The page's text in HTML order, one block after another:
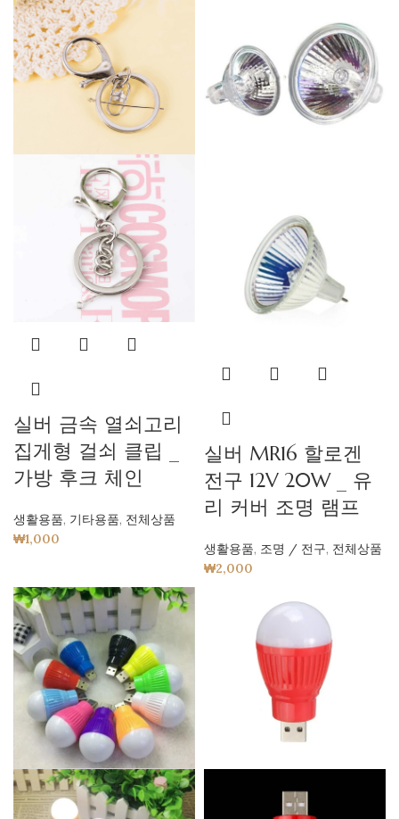
실버 금속 열쇠고리
집게형 걸쇠 클립 _
가방 후크 체인
생활용품, 기타용품, 전체상품
₩1,000
실버 MR16 할로겐
전구 12V 20W _ 유
리 커버 조명 램프
생활용품, 조명 / 전구, 전체상품
₩2,000